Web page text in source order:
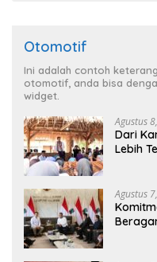
Otomotif
Ini adalah contoh
otomotif, anda bisa
widget.
Agustus
Dari
Lebih
Agustus